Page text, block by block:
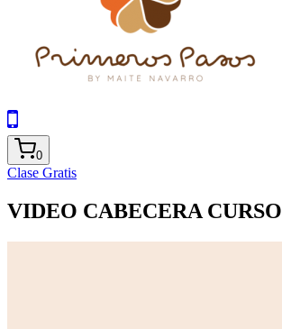
0
Clase Gratis
VIDEO CABECERA CURSO